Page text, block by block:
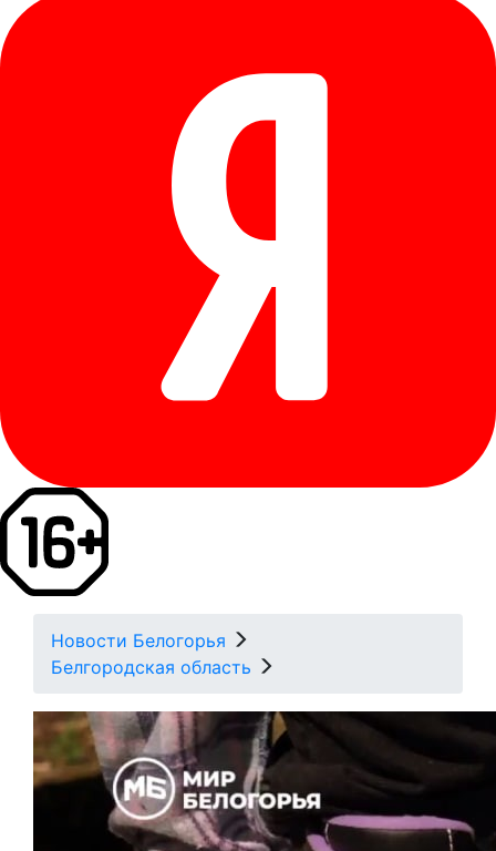
Новости Белогорья
Белгородская область